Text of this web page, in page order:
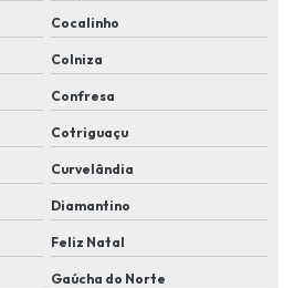
e cerca elétrica
residenciais
resolução
Cocalinho
Colniza
Confresa
Cotriguaçu
Curvelândia
Diamantino
Feliz Natal
Gaúcha do Norte